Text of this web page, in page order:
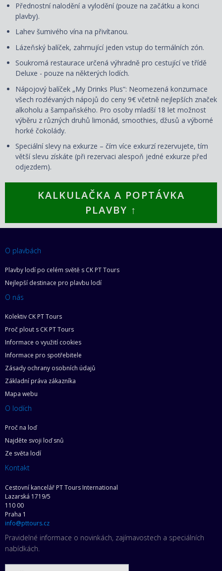
Přednostní nalodění a vylodění (pouze na začátku a konci
plavby).
Lahev šumivého vína na přivítanou.
Lázeňský balíček, zahrnující jeden vstup do termálních zón.
Soukromá restaurace určená výhradně pro cestující ve třídě
Deluxe - pouze na některých lodích.
Nápojový balíček „My Drinks Plus“: Neomezená konzumace
všech rozlévaných nápojů do ceny 9€ včetně nejlepších značek
alkoholu a šampaňského. Pro osoby mladší 18 let možnost
výběru z různých druhů limonád, smoothies, džusů a výborné
horké čokolády.
Speciální slevy na exkurze – čím více exkurzí rezervujete, tím
větší slevu získáte (při rezervaci alespoň jedné exkurze před
odjezdem).
KALKULAČKA A POPTÁVKA
PLAVBY ↑
O plavbách
Plavby lodí po celém světě s CK PT Tours
Nejlepší destinace pro plavbu lodí
O nás
Kolektiv CK PT Tours
Proč plout s CK PT Tours
Informace o využití cookies
Informace pro spotřebitele
Zásady ochrany osobních údajů
Základní práva zákazníka
Mapa webu
O lodích
Proč na loď
Najděte svoji loď snů
Ze světa lodí
Kontakt
Cestovní kancelář PT Tours International
Lazarská 1719/5
110 00
Praha 1
info@pttours.cz
Pravidelné informace o novinkách, zajímavostech a speciálních
nabídkách.